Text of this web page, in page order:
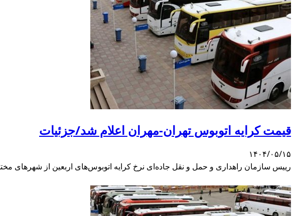
قیمت کرایه اتوبوس تهران-مهران اعلام شد/جزئیات
۱۴۰۴/۰۵/۱۵
رییس سازمان راهداری و حمل و نقل جاده‌ای نرخ کرایه اتوبوس‌های اربعین از شهرهای